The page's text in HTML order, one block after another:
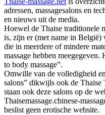
adressen, massagesalons en
en nieuws uit de media.
Hoewel de Thaise traditionele
is, zijn er (met name in België)
die in meerdere of mindere
massage hebben
to body massage”.
Omwille van de volledigheid
salons” dikwijls ook de Thaise
staan ook deze salons op de
Thaisemassage.chinese-
beslist geen erotische website.